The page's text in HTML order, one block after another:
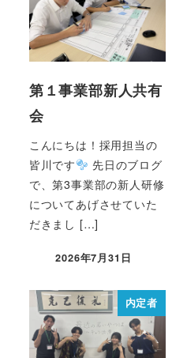
第１事業部新人共有
会
こんにちは！採用担当の
皆川です
先日のブログ
で、第3事業部の新人研修
についてあげさせていた
だきまし […]
2026年7月31日
内定者